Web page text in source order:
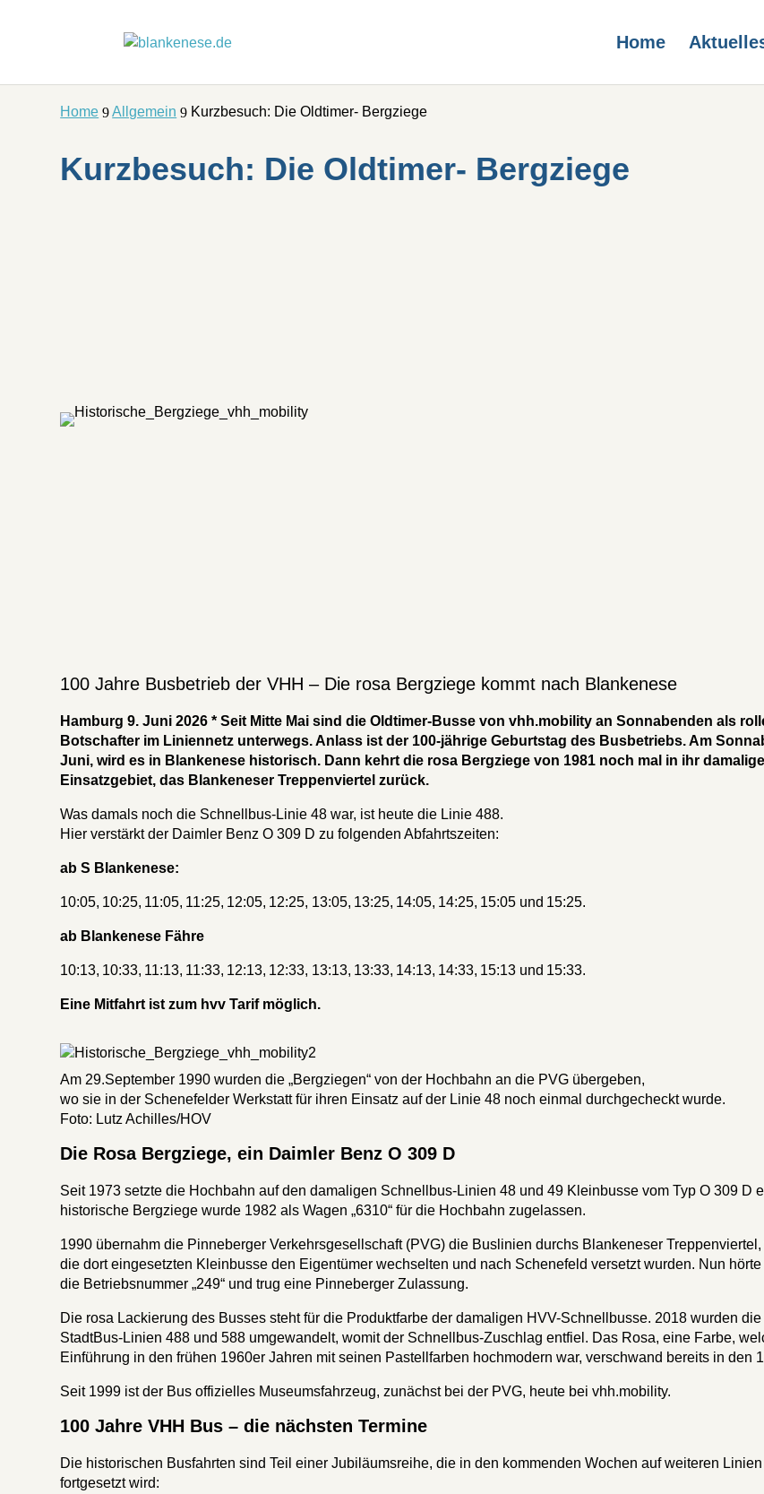
Home
Home 9Allgemein 9 Kurzbesuch: Die Oldtimer- Bergziege
Kurzbesuch: Die Oldtimer- Bergziege
100 Jahre Busbetrieb der VHH – Die rosa Bergziege kommt nach Blankenese
Hamburg 9. Juni 2026 * Seit Mitte Mai sind die Oldtimer-Busse von vhh.mobility an Sonnabenden als
Botschafter im Liniennetz unterwegs. Anlass ist der 100-jährige Geburtstag des Busbetriebs. Am
Juni, wird es in Blankenese historisch. Dann kehrt die rosa Bergziege von 1981 noch mal in ihr
Einsatzgebiet, das Blankeneser Treppenviertel zurück.
Was damals noch die Schnellbus-Linie 48 war, ist heute die Linie 488.
Hier verstärkt der Daimler Benz O 309 D zu folgenden Abfahrtszeiten:
ab S Blankenese:
10:05, 10:25, 11:05, 11:25, 12:05, 12:25, 13:05, 13:25, 14:05, 14:25, 15:05 und 15:25.
ab Blankenese Fähre
10:13, 10:33, 11:13, 11:33, 12:13, 12:33, 13:13, 13:33, 14:13, 14:33, 15:13 und 15:33.
Eine Mitfahrt ist zum hvv Tarif möglich.
Am 29.September 1990 wurden die „Bergziegen“ von der Hochbahn an die PVG übergeben,
wo sie in der Schenefelder Werkstatt für ihren Einsatz auf der Linie 48 noch einmal durchgecheckt wurde.
Foto: Lutz Achilles/HOV
Die Rosa Bergziege, ein Daimler Benz O 309 D
Seit 1973 setzte die Hochbahn auf den damaligen Schnellbus-Linien 48 und 49 Kleinbusse vom Typ O 309 D
historische Bergziege wurde 1982 als Wagen „6310“ für die Hochbahn zugelassen.
1990 übernahm die Pinneberger Verkehrsgesellschaft (PVG) die Buslinien durchs Blankeneser
die dort eingesetzten Kleinbusse den Eigentümer wechselten und nach Schenefeld versetzt wurden. Nun
die Betriebsnummer „249“ und trug eine Pinneberger Zulassung.
Die rosa Lackierung des Busses steht für die Produktfarbe der damaligen HVV-Schnellbusse. 2018 wurden
StadtBus-Linien 488 und 588 umgewandelt, womit der Schnellbus-Zuschlag entfiel. Das Rosa, eine Farbe,
Einführung in den frühen 1960er Jahren mit seinen Pastellfarben hochmodern war, verschwand bereits in den
Seit 1999 ist der Bus offizielles Museumsfahrzeug, zunächst bei der PVG, heute bei vhh.mobility.
100 Jahre VHH Bus – die nächsten Termine
Die historischen Busfahrten sind Teil einer Jubiläumsreihe, die in den kommenden Wochen auf weiteren
fortgesetzt wird: